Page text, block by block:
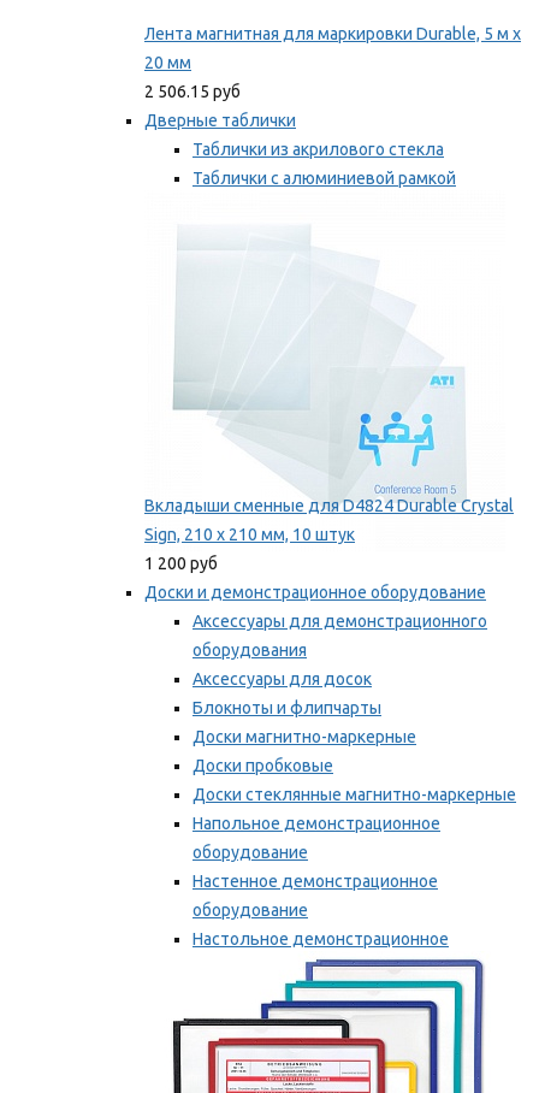
Лента магнитная для маркировки Durable, 5 м х
20 мм
2 506.15 руб
Дверные таблички
Таблички из акрилового стекла
Таблички с алюминиевой рамкой
Вкладыши сменные для D4824 Durable Crystal
Sign, 210 x 210 мм, 10 штук
1 200 руб
Доски и демонстрационное оборудование
Аксессуары для демонстрационного
оборудования
Аксессуары для досок
Блокноты и флипчарты
Доски магнитно-маркерные
Доски пробковые
Доски стеклянные магнитно-маркерные
Напольное демонстрационное
оборудование
Настенное демонстрационное
оборудование
Настольное демонстрационное
оборудование
Мы рекомендуем